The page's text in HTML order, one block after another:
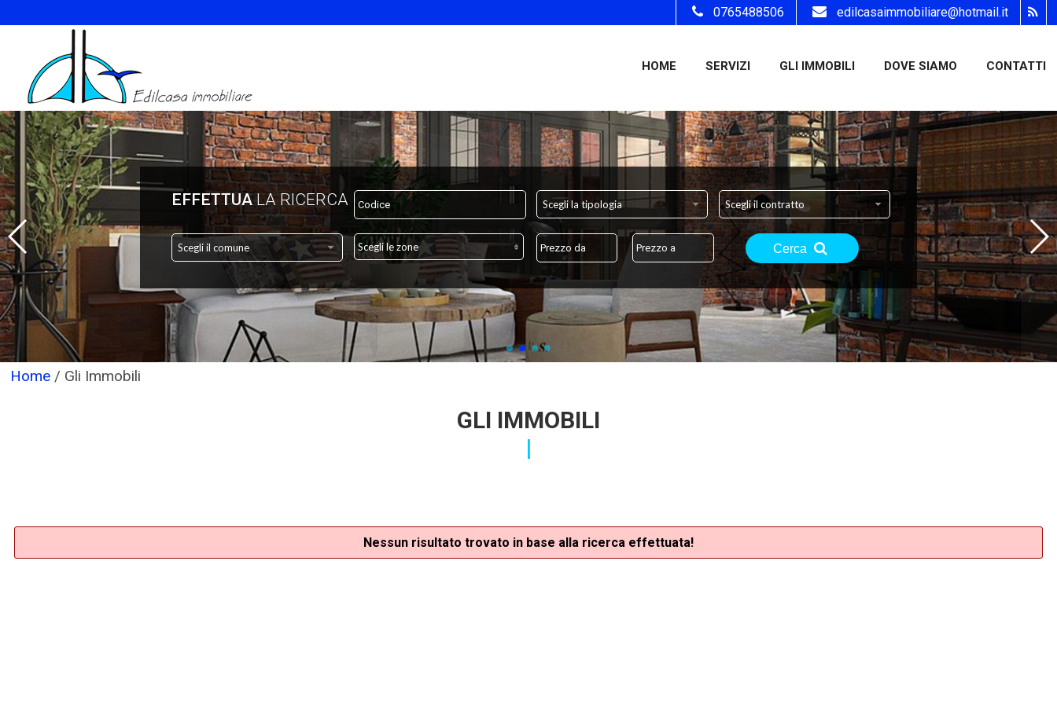
HOME SERVIZI GLI IMMOBILI DOVE SIAMO CONTATTI
edilcasaimmobiliare@hotmail.it
0765488506
EFFETTUALA RICERCA Scegli la tipologia Scegli il contratto
Scegli il comune Scegli le zone Cerca
Home / Gli Immobili
GLI IMMOBILI
Nessun risultato trovato in base alla ricerca effettuata!